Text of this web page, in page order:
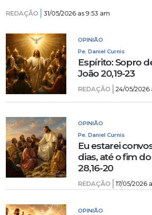
REDAÇÃO 31/05/2026 as 9:53 am
OPINIÃO
Pe. Daniel Curnis
Espírito: Sopro
João 20,19-23
REDAÇÃO 24/05/2026
OPINIÃO
Pe. Daniel Curnis
Eu estarei
dias, até o fim
28,16-20
REDAÇÃO 17/05/2026
OPINIÃO